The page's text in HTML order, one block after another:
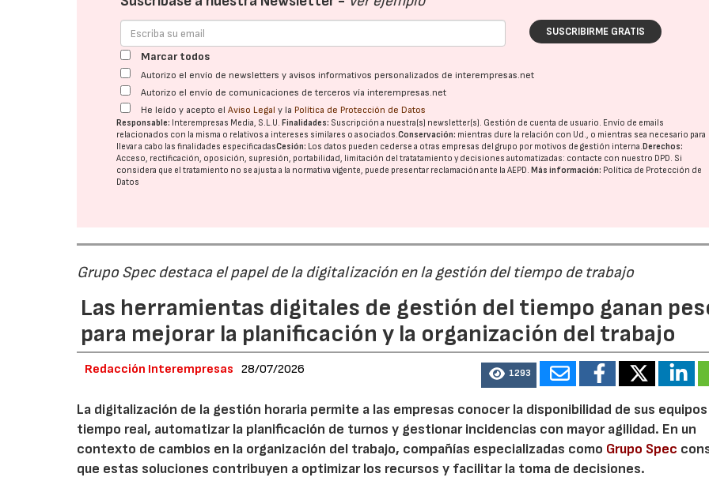
SUSCRIBIRME GRATIS
Marcar todos
Autorizo el envío de newsletters y avisos informativos personalizados de interempresas.net
Autorizo el envío de comunicaciones de terceros vía interempresas.net
He leído y acepto elAviso Legal y la Política de Protección de Datos
Responsable: Interempresas Media, S.L.U. Finalidades: Suscripción a nuestra(s) newsletter(s). Gestión de cuenta de usuario. Envío de emails
relacionados con la misma o relativos a intereses similares o asociados.Conservación: mientras dure la relación con Ud., o mientras sea necesario para
llevar a cabo las finalidades especificadasCesión: Los datos pueden cederse a otras empresas del grupo por motivos de gestión interna. Derechos:
Acceso, rectificación, oposición, supresión, portabilidad, limitación del tratatamiento y decisiones automatizadas: contacte con nuestro DPD. Si
considera que el tratamiento no se ajusta a la normativa vigente, puede presentar reclamación ante laAEPD. Más información: Política de Protección de
Datos
Grupo Spec destaca el papel de la digitalización en la gestión del tiempo de trabajo
Las herramientas digitales de gestión del tiempo ganan
para mejorar la planificación y la organización del trabajo
Redacción Interempresas 28/07/2026 1293
La digitalización de la gestión horaria permite a las empresas conocer la disponibilidad de sus
tiempo real, automatizar la planificación de turnos y gestionar incidencias con mayor agilidad. En un
contexto de cambios en la organización del trabajo, compañías especializadas como Grupo Spec
que estas soluciones contribuyen a optimizar los recursos y facilitar la toma de decisiones.